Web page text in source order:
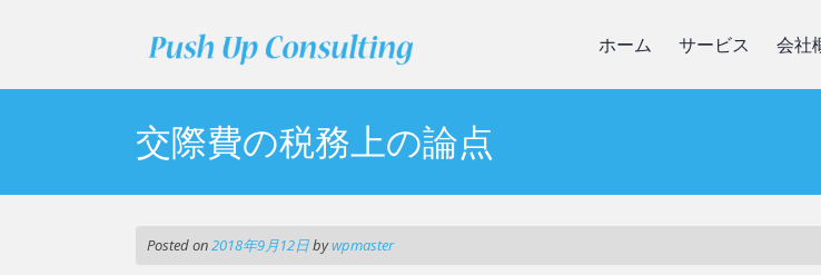
ホーム サービス 会社
交際費の税務上の論点
Posted on2018年9月12日bywpmaster